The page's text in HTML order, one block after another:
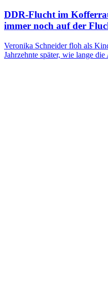
DDR-Flucht im
immer noch auf der
Veronika Schneider floh als
Jahrzehnte später, wie lange